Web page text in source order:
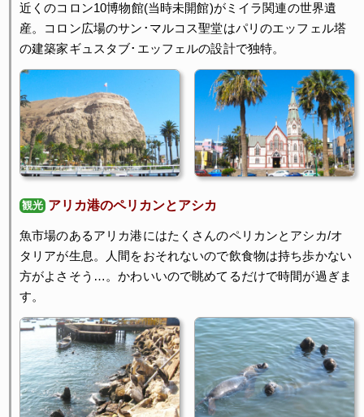
近くのコロン10博物館(当時未開館)がミイラ関連の世界遺
産。コロン広場のサン･マルコス聖堂はパリのエッフェル塔
の建築家ギュスタブ･エッフェルの設計で独特。
観光 アリカ港のペリカンとアシカ
魚市場のあるアリカ港にはたくさんのペリカンとアシカ/オ
タリアが生息。人間をおそれないので飲食物は持ち歩かない
方がよさそう…。かわいいので眺めてるだけで時間が過ぎま
す。